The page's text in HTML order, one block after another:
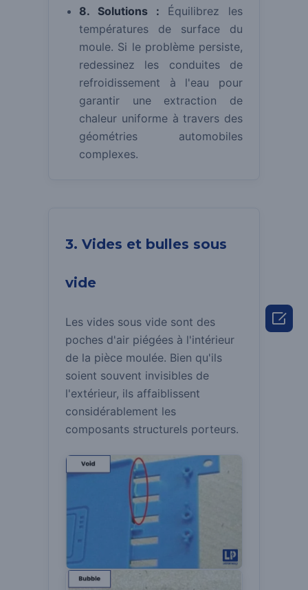
8. Solutions : Équilibrez les
températures de surface du
moule. Si le problème persiste,
redessinez les conduites de
refroidissement à l'eau pour
garantir une extraction de
chaleur uniforme à travers des
géométries automobiles
complexes.
3. Vides et bulles sous
vide
Les vides sous vide sont des
poches d'air piégées à l'intérieur
de la pièce moulée. Bien qu'ils
soient souvent invisibles de
l'extérieur, ils affaiblissent
considérablement les
composants structurels porteurs.
